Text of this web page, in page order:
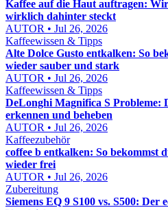
Kaffee auf die Haut auftragen:
wirklich dahinter steckt
AUTOR • Jul 26, 2026
Kaffeewissen & Tipps
Alte Dolce Gusto entkalken: So
wieder sauber und stark
AUTOR • Jul 26, 2026
Kaffeewissen & Tipps
DeLonghi Magnifica S Probleme:
erkennen und beheben
AUTOR • Jul 26, 2026
Kaffeezubehör
coffee b entkalken: So bekommst
wieder frei
AUTOR • Jul 26, 2026
Zubereitung
Siemens EQ 9 S100 vs. S500: